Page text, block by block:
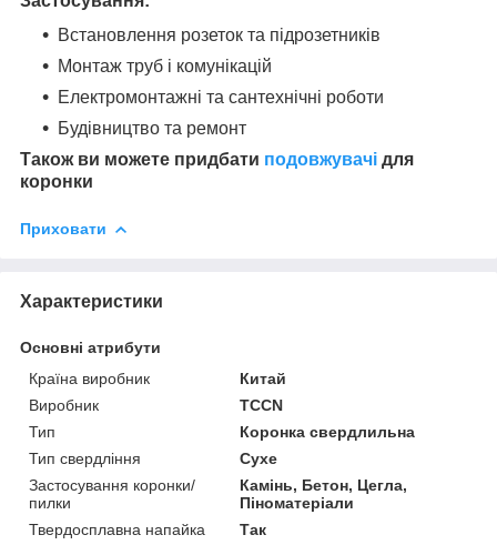
Встановлення розеток та підрозетників
Монтаж труб і комунікацій
Електромонтажні та сантехнічні роботи
Будівництво та ремонт
Також ви можете придбати подовжувачі для
коронки
Приховати
Характеристики
Основні атрибути
Країна виробник
Китай
Виробник
TCCN
Тип
Коронка свердлильна
Тип свердління
Сухе
Застосування коронки/
пилки
Камінь, Бетон, Цегла,
Піноматеріали
Твердосплавна напайка
Так